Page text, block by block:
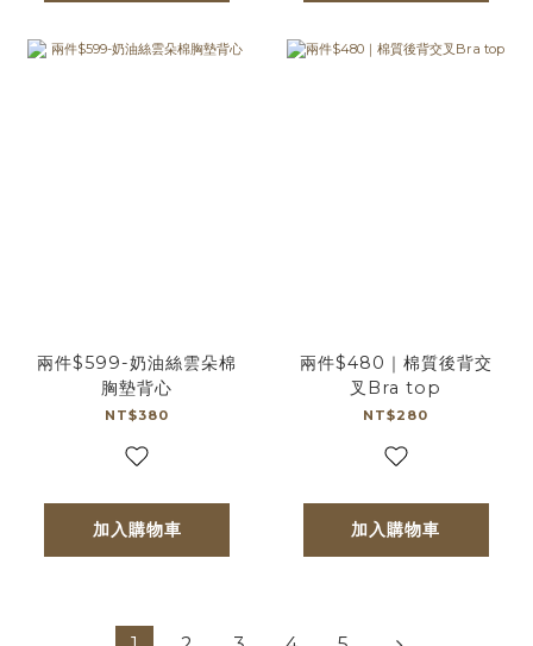
兩件$599-奶油絲雲朵棉
胸墊背心
NT$380
加入購物車
兩件$480｜棉質後背交
叉Bra top
NT$280
加入購物車